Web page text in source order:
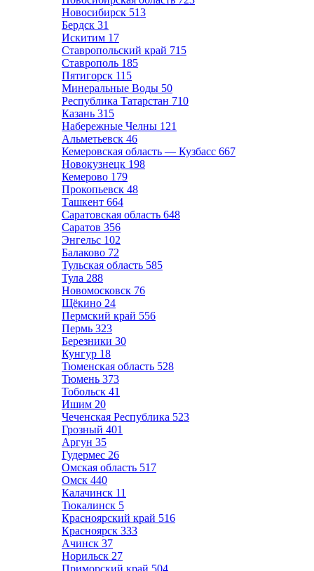
Новосибирск 513
Бердск 31
Искитим 17
Ставропольский край 715
Ставрополь 185
Пятигорск 115
Минеральные Воды 50
Республика Татарстан 710
Казань 315
Набережные Челны 121
Альметьевск 46
Кемеровская область — Кузбасс 667
Новокузнецк 198
Кемерово 179
Прокопьевск 48
Ташкент 664
Саратовская область 648
Саратов 356
Энгельс 102
Балаково 72
Тульская область 585
Тула 288
Новомосковск 76
Щёкино 24
Пермский край 556
Пермь 323
Березники 30
Кунгур 18
Тюменская область 528
Тюмень 373
Тобольск 41
Ишим 20
Чеченская Республика 523
Грозный 401
Аргун 35
Гудермес 26
Омская область 517
Омск 440
Калачинск 11
Тюкалинск 5
Красноярский край 516
Красноярск 333
Ачинск 37
Норильск 27
Приморский край 504